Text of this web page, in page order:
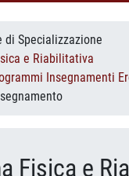
di Specializzazione
e Riabilitativa
Insegnamenti
Fisica e